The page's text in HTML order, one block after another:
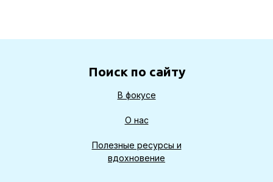
Поиск по сайту
В фокусе
О нас
Полезные ресурсы и
вдохновение